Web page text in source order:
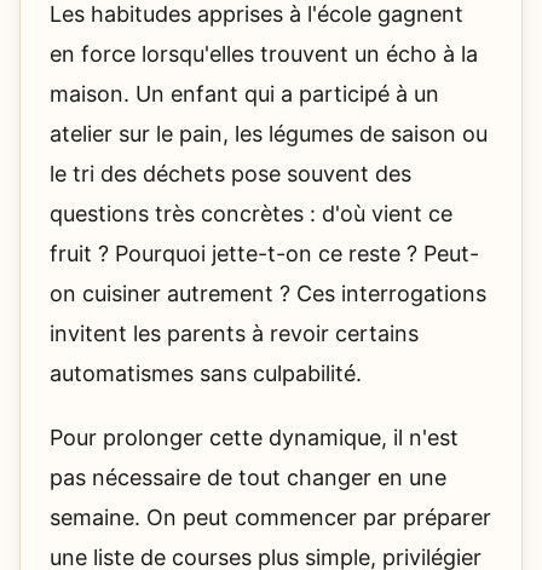
Les habitudes apprises à l'école gagnent
en force lorsqu'elles trouvent un écho à la
maison. Un enfant qui a participé à un
atelier sur le pain, les légumes de saison ou
le tri des déchets pose souvent des
questions très concrètes : d'où vient ce
fruit ? Pourquoi jette-t-on ce reste ? Peut-
on cuisiner autrement ? Ces interrogations
invitent les parents à revoir certains
automatismes sans culpabilité.
Pour prolonger cette dynamique, il n'est
pas nécessaire de tout changer en une
semaine. On peut commencer par préparer
une liste de courses plus simple, privilégier